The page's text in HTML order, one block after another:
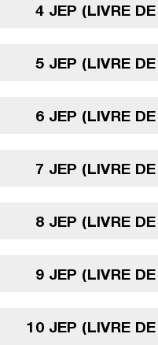
4 JEP (LIVRE
5 JEP (LIVRE
6 JEP (LIVRE
7 JEP (LIVRE
8 JEP (LIVRE
9 JEP (LIVRE
10 JEP (LIVRE